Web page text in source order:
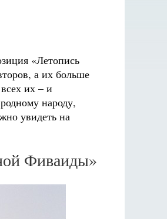
«Летопись
а их больше
их – и
народу,
увидеть на
Фиваиды»